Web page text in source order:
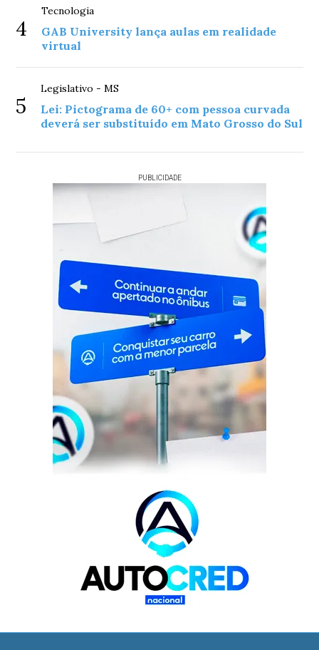
4
Tecnologia
GAB University lança aulas em realidade
virtual
5
Legislativo - MS
Lei: Pictograma de 60+ com pessoa curvada
deverá ser substituído em Mato Grosso do Sul
PUBLICIDADE